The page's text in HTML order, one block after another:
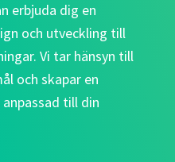
erbjuda dig en
och utveckling till
Vi tar hänsyn till
och skapar en
till din